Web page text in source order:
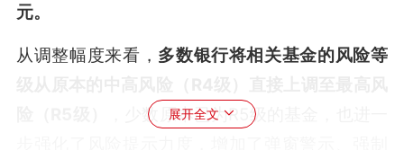
元。
从调整幅度来看， 多数银行将相关基金的风险等
，少数原本已为R5级的基金，也进一
展开全文